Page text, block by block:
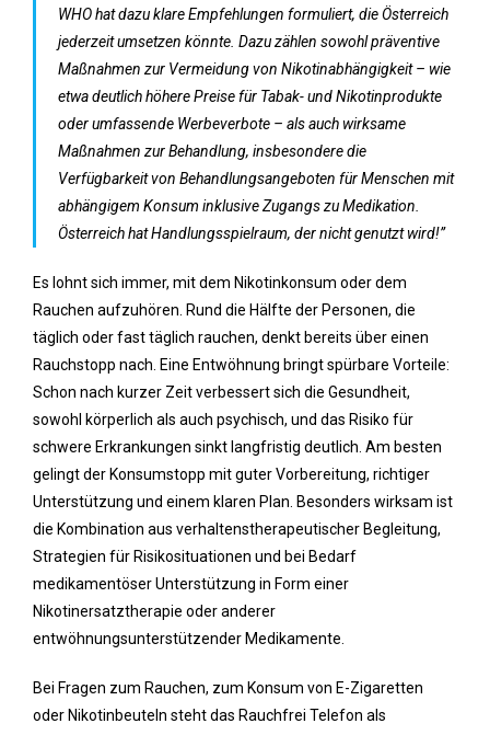
WHO hat dazu klare Empfehlungen formuliert, die Österreich
jederzeit umsetzen könnte. Dazu zählen sowohl präventive
Maßnahmen zur Vermeidung von Nikotinabhängigkeit – wie
etwa deutlich höhere Preise für Tabak- und Nikotinprodukte
oder umfassende Werbeverbote – als auch wirksame
Maßnahmen zur Behandlung, insbesondere die
Verfügbarkeit von Behandlungsangeboten für Menschen mit
abhängigem Konsum inklusive Zugangs zu Medikation.
Österreich hat Handlungsspielraum, der nicht genutzt wird!”
Es lohnt sich immer, mit dem Nikotinkonsum oder dem
Rauchen aufzuhören. Rund die Hälfte der Personen, die
täglich oder fast täglich rauchen, denkt bereits über einen
Rauchstopp nach. Eine Entwöhnung bringt spürbare Vorteile:
Schon nach kurzer Zeit verbessert sich die Gesundheit,
sowohl körperlich als auch psychisch, und das Risiko für
schwere Erkrankungen sinkt langfristig deutlich. Am besten
gelingt der Konsumstopp mit guter Vorbereitung, richtiger
Unterstützung und einem klaren Plan. Besonders wirksam ist
die Kombination aus verhaltenstherapeutischer Begleitung,
Strategien für Risikosituationen und bei Bedarf
medikamentöser Unterstützung in Form einer
Nikotinersatztherapie oder anderer
entwöhnungsunterstützender Medikamente.
Bei Fragen zum Rauchen, zum Konsum von E-Zigaretten
oder Nikotinbeuteln steht das Rauchfrei Telefon als